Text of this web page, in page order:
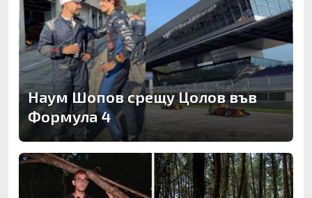
Наум Шопов срещу Цолов във
Формула 4